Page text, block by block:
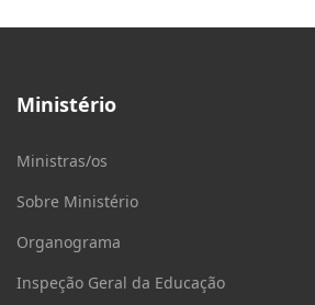
Ministério
Ministras/os
Sobre Ministério
Organograma
Inspeção Geral da Educação